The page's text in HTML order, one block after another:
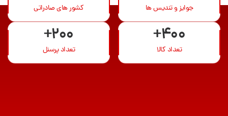
جوایز و تندیس ها کشور های صادراتی
+400
تعداد کالا
+200
تعداد پرسنل